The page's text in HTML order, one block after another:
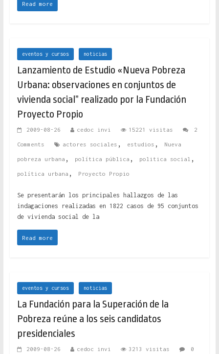
Read more
eventos y cursos noticias
Lanzamiento de Estudio «Nueva Pobreza
Urbana: observaciones en conjuntos de
vivienda social” realizado por la Fundación
Proyecto Propio
2009-08-26 cedoc invi 15221 visitas 2
Comments actores sociales , estudios , Nueva
pobreza urbana , política pública , politica social ,
política urbana , Proyecto Propio
Se presentarán los principales hallazgos de las
indagaciones realizadas en 1822 casos de 95 conjuntos
de vivienda social de la
Read more
eventos y cursos noticias
La Fundación para la Superación de la
Pobreza reúne a los seis candidatos
presidenciales
2009-08-26 cedoc invi 3213 visitas 0